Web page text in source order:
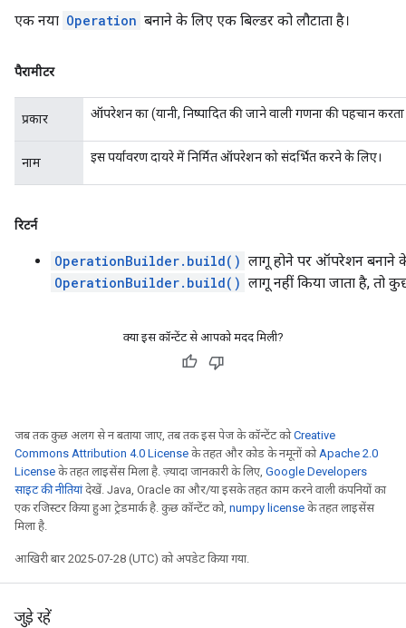
एक नया Operation बनाने के लिए एक बिल्डर को लौटाता है।
पैरामीटर
प्रकार ऑपरेशन का (यानी, निष्पादित की जाने वाली गणना की पहचान
नाम इस पर्यावरण दायरे में निर्मित ऑपरेशन को संदर्भित करने के लिए।
रिटर्न
OperationBuilder.build() लागू होने पर ऑपरेशन
OperationBuilder.build() लागू नहीं किया जाता है, तो
क्या इस कॉन्टेंट से आपको मदद मिली?
जब तक कुछ अलग से न बताया जाए, तब तक इस पेज के कॉन्टेंट कोCreative
Commons Attribution 4.0 License के तहत और कोड के नमूनों कोApache 2.0
License के तहत लाइसेंस मिला है. ज़्यादा जानकारी के लिए, Google Developers
साइट की नीतियांदेखें. Java, Oracle का और/या इसके तहत काम करने वाली कंपनियों का
एक रजिस्टर किया हुआ ट्रेडमार्क है. कुछ कॉन्टेंट को, numpy license के तहत लाइसेंस
मिला है.
आखिरी बार 2025-07-28 (UTC) को अपडेट किया गया.
जुड़े रहें